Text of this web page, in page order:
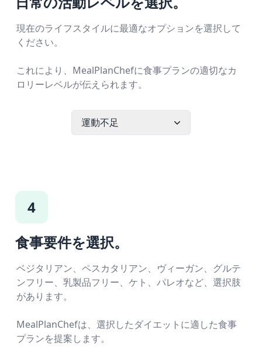
現在のライフスタイルに最適なオプションを選択して
ください。
これにより、MealPlanChefに食事プランの適切なカ
ロリーレベルが伝えられます。
運動不足
4
食事要件を選択。
ベジタリアン、ペスカタリアン、ヴィーガン、グルテ
ンフリー、乳製品フリー、ケト、パレオなど、選択肢
があります。
MealPlanChefは、選択したダイエットに適した食事
プランを提案します。